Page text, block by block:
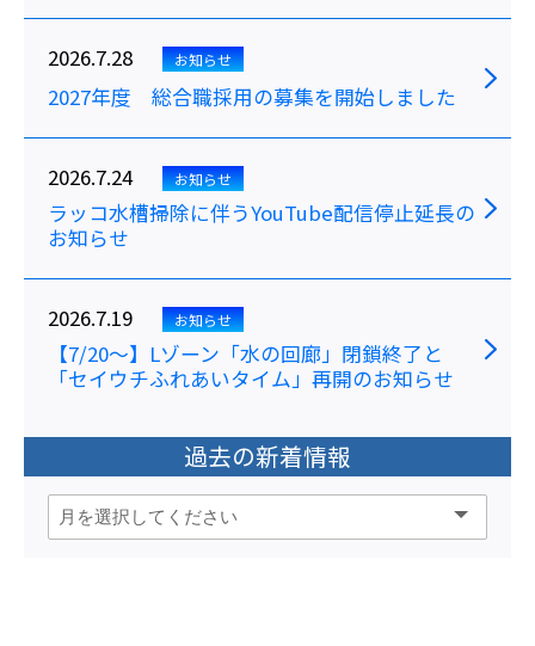
2026.7.28 お知らせ
2027年度 総合職採用の募集を開始しました
2026.7.24 お知らせ
ラッコ水槽掃除に伴うYouTube配信停止延長の
お知らせ
2026.7.19 お知らせ
【7/20～】Lゾーン「水の回廊」閉鎖終了と
「セイウチふれあいタイム」再開のお知らせ
過去の新着情報